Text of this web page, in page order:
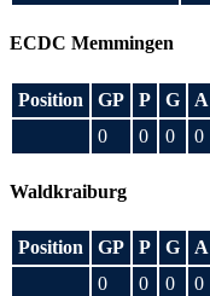
ECDC Memmingen
Position GP P G A
0
0 0 0
Waldkraiburg
Position GP P G A
0
0 0 0